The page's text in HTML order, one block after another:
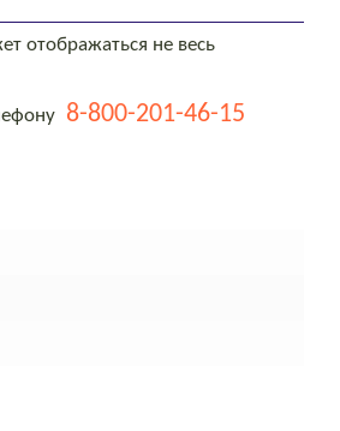
отображаться не весь
8-800-201-46-15